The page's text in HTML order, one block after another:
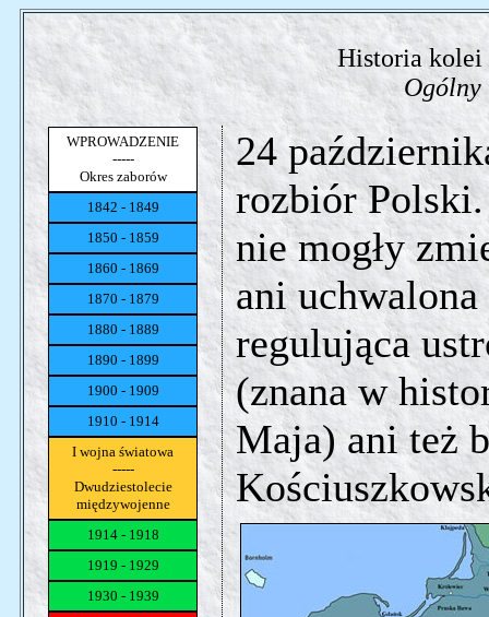
Historia kolei
Ogólny
WPROWADZENIE
-----
Okres zaborów
1842 - 1849
1850 - 1859
1860 - 1869
1870 - 1879
1880 - 1889
1890 - 1899
1900 - 1909
1910 - 1914
I wojna światowa
-----
Dwudziestolecie
międzywojenne
1914 - 1918
1919 - 1929
1930 - 1939
24
rozbiór
nie mogły
ani
regulująca
(znana w
Maja) ani też